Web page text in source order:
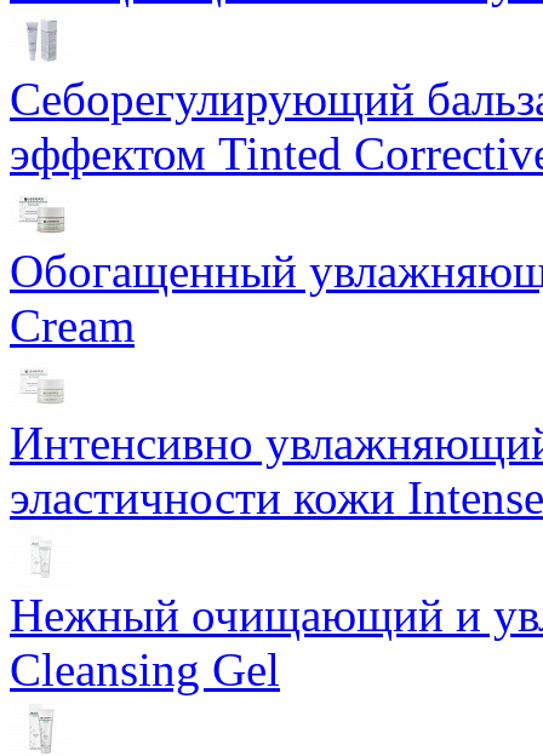
Себорегулирующий
эффектом Tinted
Обогащенный
Cream
Интенсивно
эластичности кожи
Нежный очищающий и
Cleansing Gel